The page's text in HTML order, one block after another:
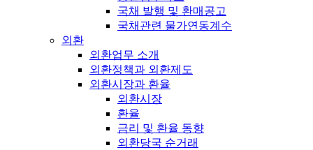
국채 발행 및 환매공고
국채관련 물가연동계수
외환
외환업무 소개
외환정책과 외환제도
외환시장과 환율
외환시장
환율
금리 및 환율 동향
외환당국 순거래